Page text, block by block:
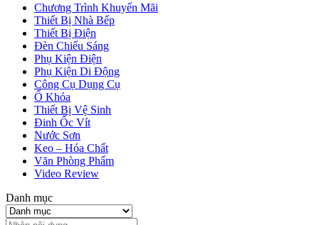
Chương Trình Khuyến Mãi
Thiết Bị Nhà Bếp
Thiết Bị Điện
Đèn Chiếu Sáng
Phụ Kiện Điện
Phụ Kiện Di Động
Công Cụ Dụng Cụ
Ổ Khóa
Thiết Bị Vệ Sinh
Đinh Ốc Vít
Nước Sơn
Keo – Hóa Chất
Văn Phòng Phẩm
Video Review
Danh mục